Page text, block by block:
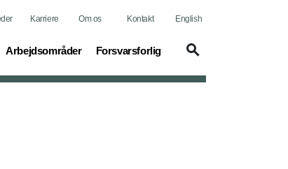
Karriere Om os Kontakt English
Arbejdsområder
(current) Forsvarsforlig
(current)